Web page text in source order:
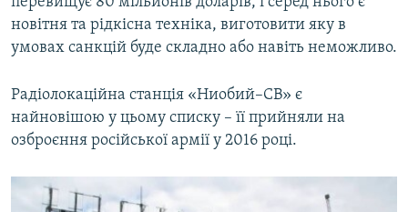
новітня та рідкісна техніка, виготовити яку в
умовах санкцій буде складно або навіть неможливо.
Радіолокаційна станція «Ниобий–СВ» є
найновішою у цьому списку – її прийняли на
озброєння російської армії у 2016 році.